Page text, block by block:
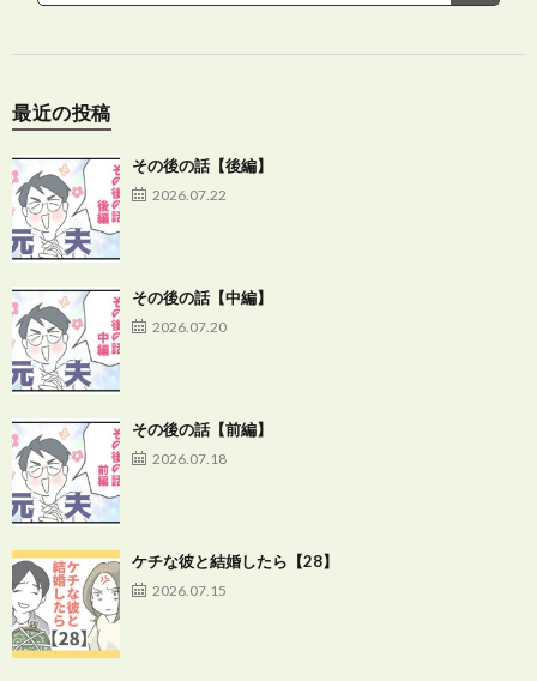
最近の投稿
その後の話【後編】
2026.07.22
その後の話【中編】
2026.07.20
その後の話【前編】
2026.07.18
ケチな彼と結婚したら【28】
2026.07.15